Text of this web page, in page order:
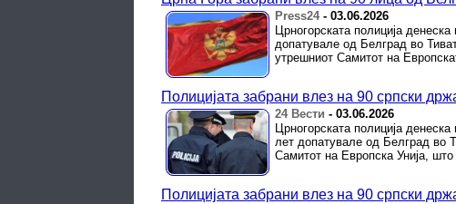
Press24- 03.06.2026
Црногорската полиција
допатувале од Белград во
утрешниот Самитот на
Полицијата забрани влез на 90 српски
24 Вести - 03.06.2026
Црногорската полиција
лет допатувале од Белград во
Самитот на Европска Унија,
Полицијата забрани влез на 90 српски